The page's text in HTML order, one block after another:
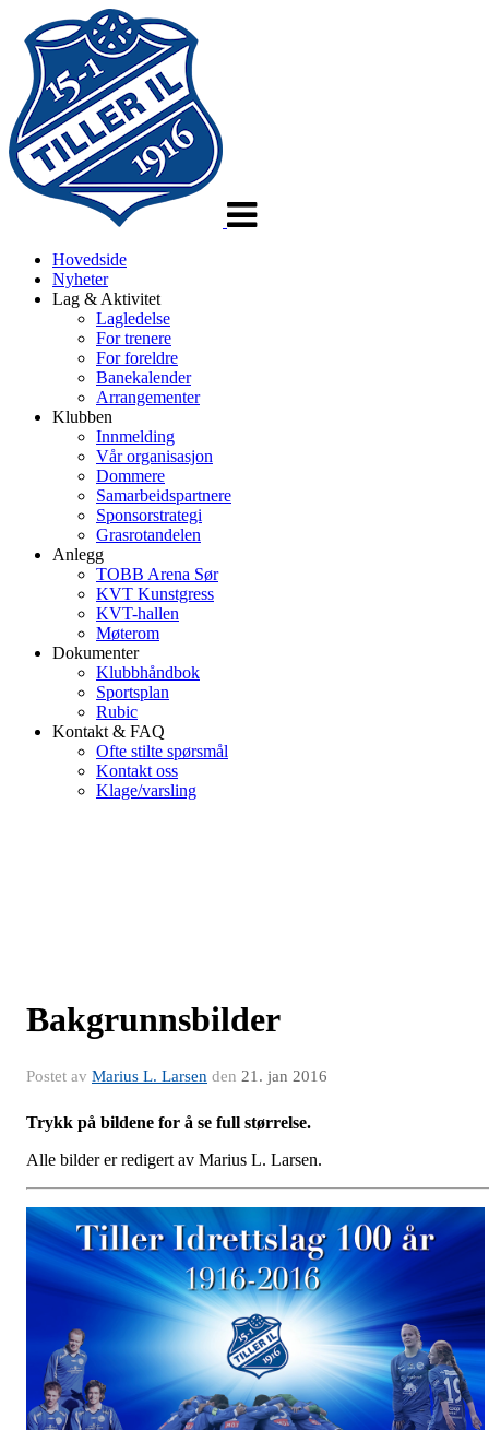
Hovedside
Nyheter
Lag & Aktivitet
Lagledelse
For trenere
For foreldre
Banekalender
Arrangementer
Klubben
Innmelding
Vår organisasjon
Dommere
Samarbeidspartnere
Sponsorstrategi
Grasrotandelen
Anlegg
TOBB Arena Sør
KVT Kunstgress
KVT-hallen
Møterom
Dokumenter
Klubbhåndbok
Sportsplan
Rubic
Kontakt & FAQ
Ofte stilte spørsmål
Kontakt oss
Klage/varsling
Bakgrunnsbilder
Postet av Marius L. Larsen den 21. jan 2016
Trykk på bildene for å se full størrelse.
Alle bilder er redigert av Marius L. Larsen.